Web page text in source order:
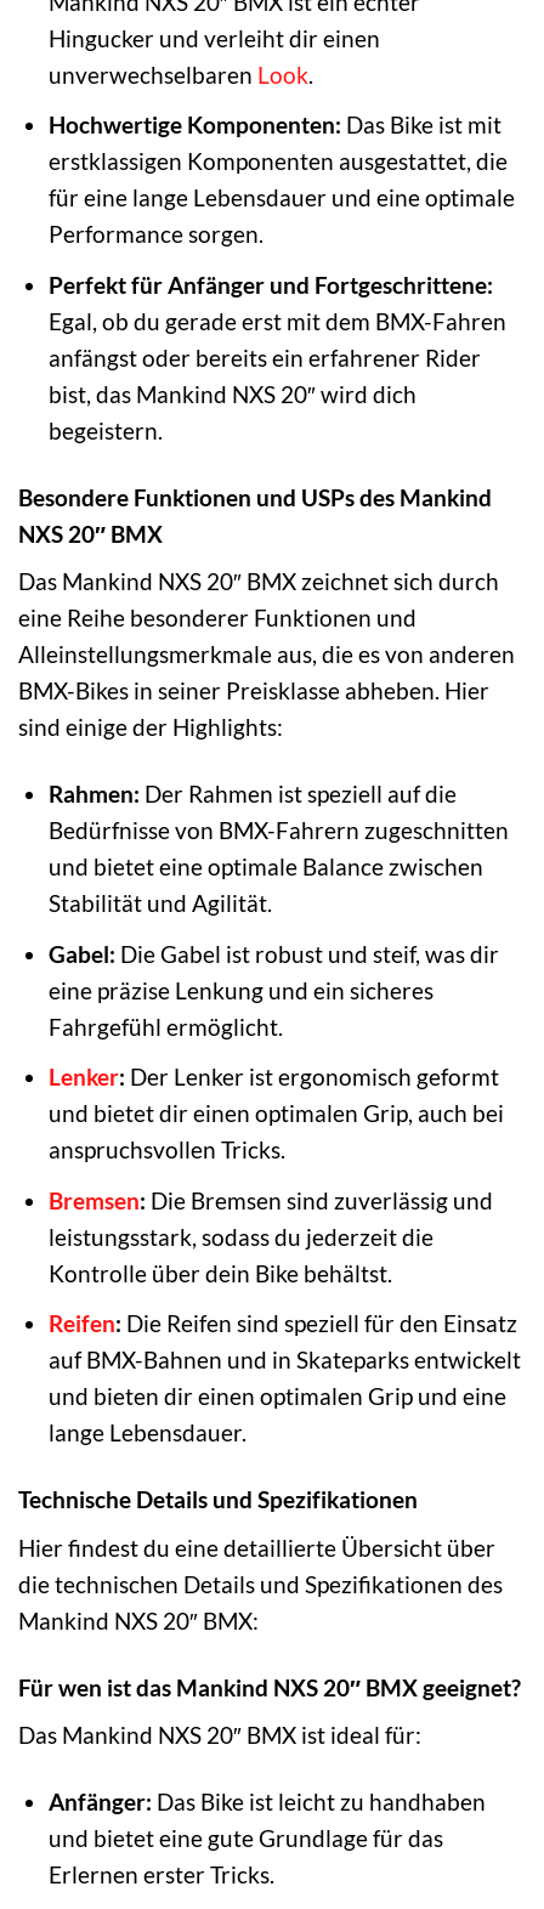
Hingucker und verleiht dir einen
unverwechselbaren Look.
Hochwertige Komponenten: Das Bike ist mit
erstklassigen Komponenten ausgestattet, die
für eine lange Lebensdauer und eine optimale
Performance sorgen.
Perfekt für Anfänger und Fortgeschrittene:
Egal, ob du gerade erst mit dem BMX-Fahren
anfängst oder bereits ein erfahrener Rider
bist, das Mankind NXS 20″ wird dich
begeistern.
Besondere Funktionen und USPs des Mankind
NXS 20″ BMX
Das Mankind NXS 20″ BMX zeichnet sich durch
eine Reihe besonderer Funktionen und
Alleinstellungsmerkmale aus, die es von anderen
BMX-Bikes in seiner Preisklasse abheben. Hier
sind einige der Highlights:
Rahmen: Der Rahmen ist speziell auf die
Bedürfnisse von BMX-Fahrern zugeschnitten
und bietet eine optimale Balance zwischen
Stabilität und Agilität.
Gabel: Die Gabel ist robust und steif, was dir
eine präzise Lenkung und ein sicheres
Fahrgefühl ermöglicht.
Lenker: Der Lenker ist ergonomisch geformt
und bietet dir einen optimalen Grip, auch bei
anspruchsvollen Tricks.
Bremsen: Die Bremsen sind zuverlässig und
leistungsstark, sodass du jederzeit die
Kontrolle über dein Bike behältst.
Reifen: Die Reifen sind speziell für den Einsatz
auf BMX-Bahnen und in Skateparks entwickelt
und bieten dir einen optimalen Grip und eine
lange Lebensdauer.
Technische Details und Spezifikationen
Hier findest du eine detaillierte Übersicht über
die technischen Details und Spezifikationen des
Mankind NXS 20″ BMX:
Für wen ist das Mankind NXS 20″ BMX geeignet?
Das Mankind NXS 20″ BMX ist ideal für:
Anfänger: Das Bike ist leicht zu handhaben
und bietet eine gute Grundlage für das
Erlernen erster Tricks.